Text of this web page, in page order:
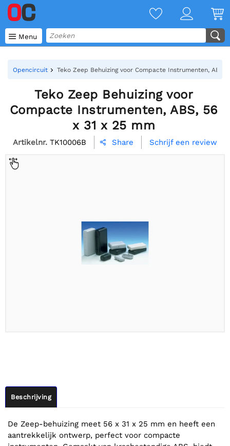
 Menu
Opencircuit Teko Zeep Behuizing voor Compacte Instrumenten, ABS,
Teko Zeep Behuizing voor
Compacte Instrumenten, ABS, 56
x 31 x 25 mm
Artikelnr. TK10006B  Share Schrijf een review
Beschrijving
De Zeep-behuizing meet 56 x 31 x 25 mm en heeft een
aantrekkelijk ontwerp, perfect voor compacte